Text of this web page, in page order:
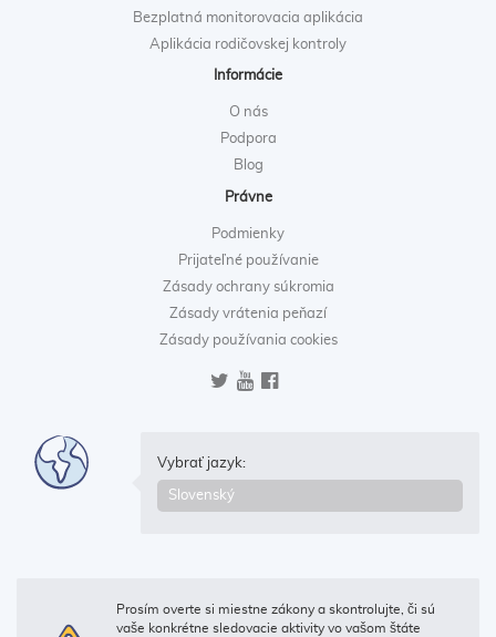
Bezplatná monitorovacia aplikácia
Aplikácia rodičovskej kontroly
Informácie
O nás
Podpora
Blog
Právne
Podmienky
Prijateľné používanie
Zásady ochrany súkromia
Zásady vrátenia peňazí
Zásady používania cookies
Vybrať jazyk:
Prosím overte si miestne zákony a skontrolujte, či sú
vaše konkrétne sledovacie aktivity vo vašom štáte